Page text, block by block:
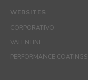
WEBSITES
CORPORATIVO
VALENTINE
PERFORMANCE COATINGS